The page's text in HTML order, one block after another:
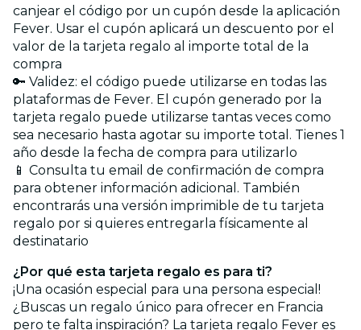
canjear el código por un cupón desde la aplicación
Fever. Usar el cupón aplicará un descuento por el
valor de la tarjeta regalo al importe total de la
compra
🔑 Validez: el código puede utilizarse en todas las
plataformas de Fever. El cupón generado por la
tarjeta regalo puede utilizarse tantas veces como
sea necesario hasta agotar su importe total. Tienes 1
año desde la fecha de compra para utilizarlo
📱 Consulta tu email de confirmación de compra
para obtener información adicional. También
encontrarás una versión imprimible de tu tarjeta
regalo por si quieres entregarla físicamente al
destinatario
¿Por qué esta tarjeta regalo es para ti?
¡Una ocasión especial para una persona especial!
¿Buscas un regalo único para ofrecer en Francia
pero te falta inspiración? La tarjeta regalo Fever es